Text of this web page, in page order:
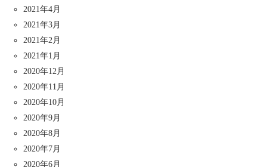
2021年4月
2021年3月
2021年2月
2021年1月
2020年12月
2020年11月
2020年10月
2020年9月
2020年8月
2020年7月
2020年6月